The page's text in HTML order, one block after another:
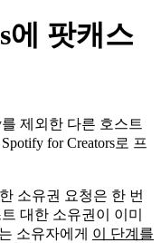
에 팟캐스
를 제외한 다른 호스트
for Creators로 프
소유권 요청은 한 번
대한 소유권이 이미
소유자에게 이 단계를